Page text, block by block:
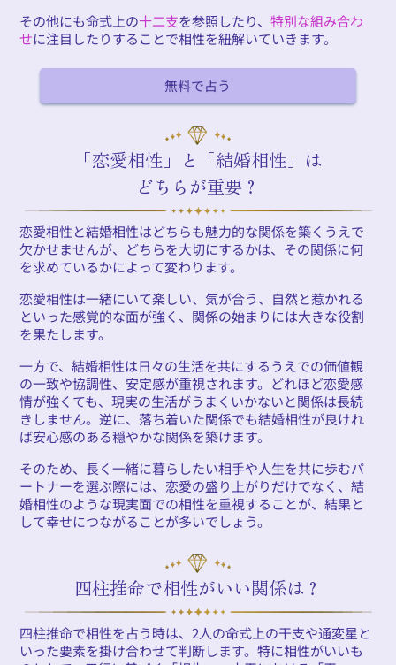
その他にも命式上の十二支を参照したり、特別な組み合わ
せに注目したりすることで相性を紐解いていきます。
無料で占う
「恋愛相性」と「結婚相性」は
どちらが重要？
恋愛相性と結婚相性はどちらも魅力的な関係を築くうえで
欠かせませんが、どちらを大切にするかは、その関係に何
を求めているかによって変わります。
恋愛相性は一緒にいて楽しい、気が合う、自然と惹かれる
といった感覚的な面が強く、関係の始まりには大きな役割
を果たします。
一方で、結婚相性は日々の生活を共にするうえでの価値観
の一致や協調性、安定感が重視されます。どれほど恋愛感
情が強くても、現実の生活がうまくいかないと関係は長続
きしません。逆に、落ち着いた関係でも結婚相性が良けれ
ば安心感のある穏やかな関係を築けます。
そのため、長く一緒に暮らしたい相手や人生を共に歩むパ
ートナーを選ぶ際には、恋愛の盛り上がりだけでなく、結
婚相性のような現実面での相性を重視することが、結果と
して幸せにつながることが多いでしょう。
四柱推命で相性がいい関係は？
四柱推命で相性を占う時は、2人の命式上の干支や通変星と
いった要素を掛け合わせて判断します。特に相性がいいも